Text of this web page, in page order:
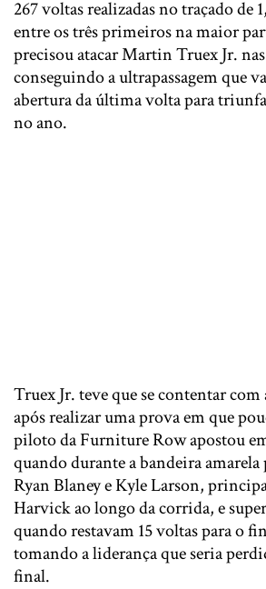
267 voltas realizadas no traçado de
entre os três primeiros na maior
precisou atacar Martin Truex Jr.
conseguindo a ultrapassagem que
abertura da última volta para
no ano.
Truex Jr. teve que se contentar com
após realizar uma prova em que
piloto da Furniture Row apostou
quando durante a bandeira
Ryan Blaney e Kyle Larson,
Harvick ao longo da corrida, e
quando restavam 15 voltas para o
tomando a liderança que seria
final.